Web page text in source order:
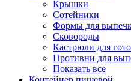
Крышки
Сотейники
Формы для
Сковороды
Кастрюли для
Противни для
Показать все